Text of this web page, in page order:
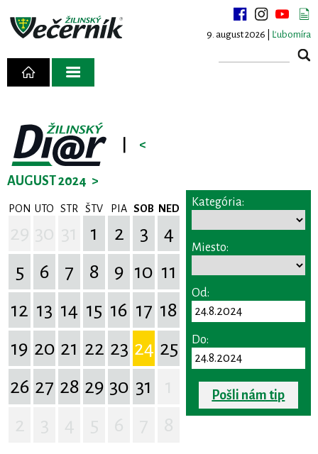
9. august 2026 | Ľubomíra
<
AUGUST 2024 >
PON UTO STR ŠTV PIA SOB NED
1 2 3
4
5
6 7 8 9 10 11
12 13 14 15 16 17 18
19 20 21 22 23 24 25
26 27 28 29 30 31
Kategória:
Miesto:
Od:
Do:
Pošli nám tip